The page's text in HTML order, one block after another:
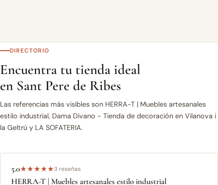
DIRECTORIO
Encuentra tu tienda ideal
en Sant Pere de Ribes
Las referencias más visibles son HERRA-T | Muebles artesanales
estilo industrial, Dama Divano - Tienda de decoración en Vilanova i
la Geltrú y LA SOFATERIA.
5.0★★★★★3 reseñas
HERRA-T | Muebles artesanales estilo industrial